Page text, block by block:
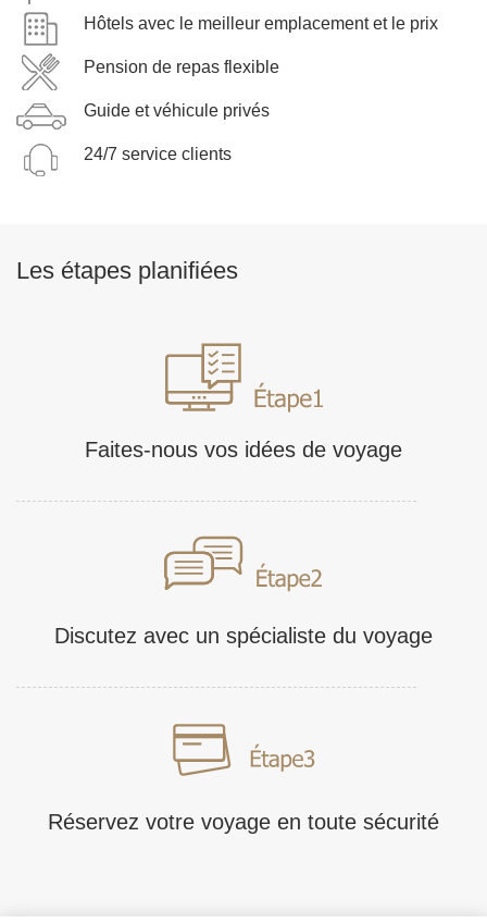
Hôtels avec le meilleur emplacement et le prix
Pension de repas flexible
Guide et véhicule privés
24/7 service clients
Les étapes planifiées
Faites-nous vos idées de voyage
Discutez avec un spécialiste du voyage
Réservez votre voyage en toute sécurité